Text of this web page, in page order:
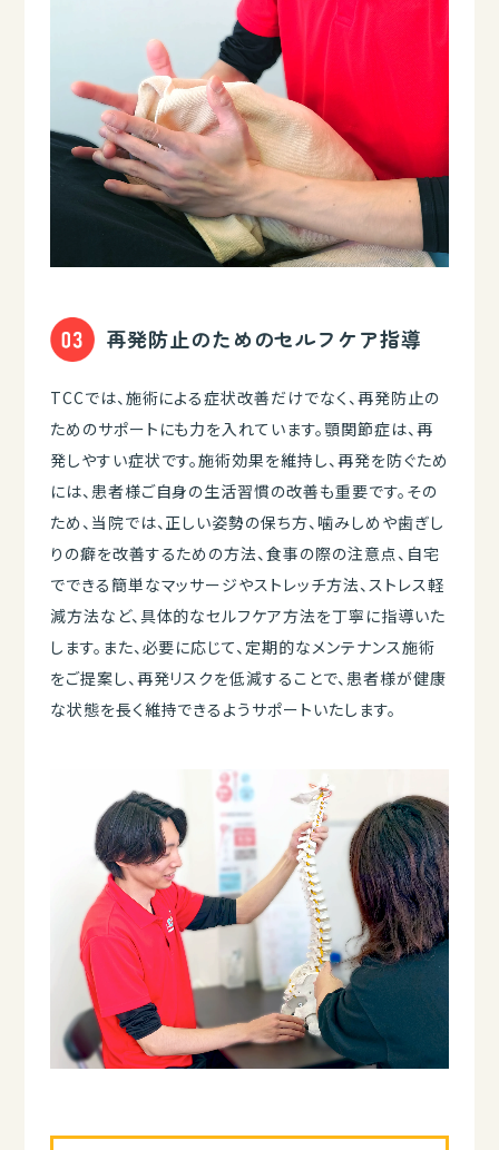
再発防止のためのセルフケア指導
TCCでは、施術による症状改善だけでなく、再発防止の
ためのサポートにも力を入れています。顎関節症は、再
発しやすい症状です。施術効果を維持し、再発を防ぐため
には、患者様ご自身の生活習慣の改善も重要です。その
ため、当院では、正しい姿勢の保ち方、噛みしめや歯ぎし
りの癖を改善するための方法、食事の際の注意点、自宅
でできる簡単なマッサージやストレッチ方法、ストレス軽
減方法など、具体的なセルフケア方法を丁寧に指導いた
します。また、必要に応じて、定期的なメンテナンス施術
をご提案し、再発リスクを低減することで、患者様が健康
な状態を長く維持できるようサポートいたします。